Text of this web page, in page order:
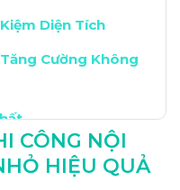
Diện Tích
Cường Không
Ngủ Hoàn Hảo
CÔNG NỘI
HIỆU QUẢ